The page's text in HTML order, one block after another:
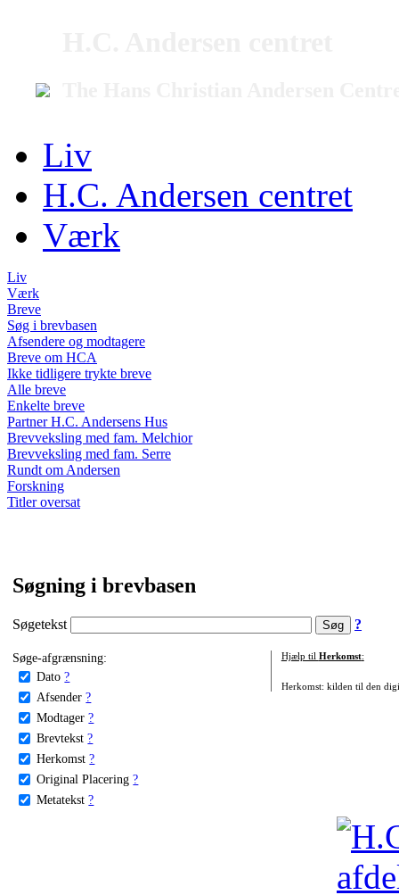
Liv
H.C. Andersen centret
Værk
Liv
Værk
Breve
Søg i brevbasen
Afsendere og modtagere
Breve om HCA
Ikke tidligere trykte breve
Alle breve
Enkelte breve
Partner H.C. Andersens Hus
Brevveksling med fam. Melchior
Brevveksling med fam. Serre
Rundt om Andersen
Forskning
Titler oversat
Søgning i brevbasen
Søgetekst ?
Søge-afgrænsning:
Dato ?
Afsender ?
Modtager ?
Brevtekst ?
Herkomst ?
Original Placering ?
Metatekst ?
Hjælp til Herkomst:
Herkomst: kilden til den